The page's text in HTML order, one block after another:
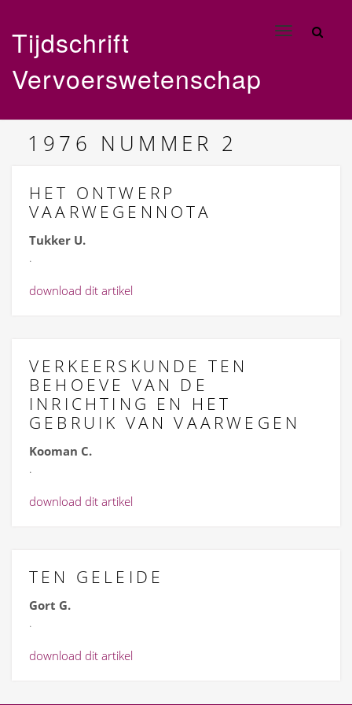
Toggle
Tijdschrift
Vervoerswetenschap
1976 NUMMER 2
HET ONTWERP
VAARWEGENNOTA
Tukker U.
.
download dit artikel
VERKEERSKUNDE TEN
BEHOEVE VAN DE
INRICHTING EN HET
GEBRUIK VAN VAARWEGEN
Kooman C.
.
download dit artikel
TEN GELEIDE
Gort G.
.
download dit artikel